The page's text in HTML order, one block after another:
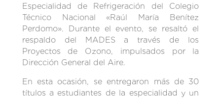
Especialidad de Refrigeración del Colegio
Técnico Nacional «Raúl María Benítez
Perdomo». Durante el evento, se resaltó el
respaldo del MADES a través de los
Proyectos de Ozono, impulsados por la
Dirección General del Aire.
En esta ocasión, se entregaron más de 30
títulos a estudiantes de la especialidad y un